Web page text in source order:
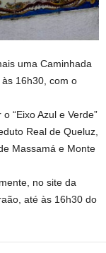
uma Caminhada
16h30, com o
“Eixo Azul e Verde”
Real de Queluz,
Massamá e Monte
no site da
até às 16h30 do